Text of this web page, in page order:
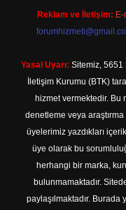
Reklam ve İletişim:
Yasal Uyarı: Sitemiz, 5651
İletişim Kurumu (BTK)
hizmet vermektedir.
denetleme veya
üyelerimiz yazdıkları
üye olarak bu
herhangi bir marka,
bulunmamaktadır.
paylaşılmaktadır.